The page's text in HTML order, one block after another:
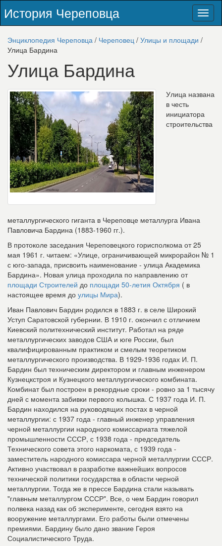
История Череповца
Энциклопедия Череповца / Череповец / Улицы и площади /
Улица Бардина
Улица Бардина
Улица названа
в честь
инициатора
строительства
металлургического гиганта в Череповце металлурга Ивана
Павловича Бардина (1883-1960 гг.).
В протоколе заседания Череповецкого горисполкома от 25
мая 1961 г. читаем: «Улице, ограничивающей микрорайон № 1
с юго-запада, присвоить наименование - улица Академика
Бардина». Новая улица проходила по направлению от
площади Строителей до площади 50-летия Октября ( в
настоящее время до улицы Мира).
Иван Павлович Бардин родился в 1883 г. в селе Широкий
Уступ Саратовской губернии. В 1910 г. окончил с отличием
Киевский политехнический институт. Работал на ряде
металлургических заводов США и юге России, был
квалифицированным практиком и смелым теоретиком
металлургического производства. В 1929-1936 годах И. П.
Бардин был техническим директором и главным инженером
Кузнецкстроя и Кузнецкого металлургического комбината.
Комбинат был построен в рекордные сроки - ровно за 1 тысячу
дней с момента забивки первого колышка. С 1937 года И. П.
Бардин находился на руководящих постах в черной
металлургии: с 1937 года - главный инженер управления
черной металлургии народного комиссариата тяжелой
промышленности СССР, с 1938 года - председатель
Технического совета этого наркомата, с 1939 года -
заместитель народного комиссара черной металлургии СССР.
Активно участвовал в разработке важнейших вопросов
технической политики государства в области черной
металлургии. Тогда же в прессе Бардина стали называть
"главным металлургом СССР". Все, о чем Бардин говорил
полвека назад как об эксперименте, сегодня взято на
вооружение металлургами. Его работы были отмечены
премиями. Бардину было дано звание Героя
Социалистического Труда.